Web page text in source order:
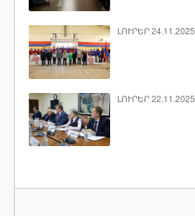
ԼՈՒՐԵՐ 24.11.2025
ԼՈՒՐԵՐ 22.11.2025